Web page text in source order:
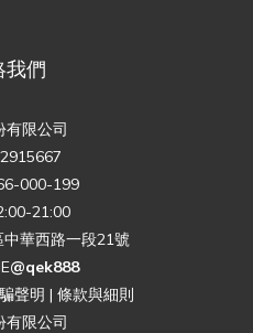
我們
有限公司
000-199
21:00
華西路一段21號
@qek888
聲明 | 條款與細則
有限公司